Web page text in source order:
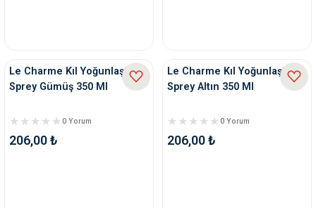
Le Charme Kıl Yoğunlaştırıcı
Sprey Gümüş 350 Ml
0 Yorum
206,00 ₺
Le Charme Kıl Yoğunlaştırıcı
Sprey Altın 350 Ml
0 Yorum
206,00 ₺